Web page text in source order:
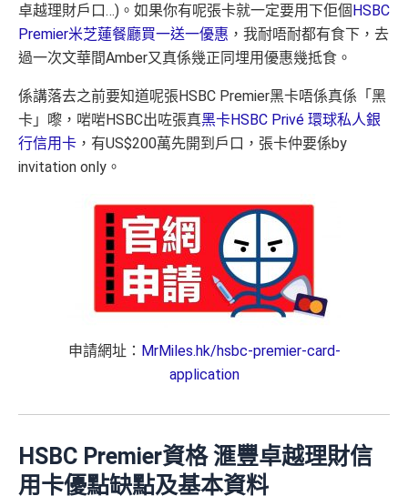
卓越理財戶口…)。如果你有呢張卡就一定要用下佢個HSBC
Premier米芝蓮餐廳買一送一優惠 ，我耐唔耐都有食下，去
過一次文華間Amber又真係幾正同埋用優惠幾抵食。
係講落去之前要知道呢張HSBC Premier黑卡唔係真係「黑
卡」嚟，啱啱HSBC出咗張真黑卡HSBC Privé 環球私人銀
行信用卡 ，有US$200萬先開到戶口，張卡仲要係by
invitation only。
申請網址： MrMiles.hk/hsbc-premier-card-
application
HSBC Premier資格 滙豐卓越理財信
用卡優點缺點及基本資料